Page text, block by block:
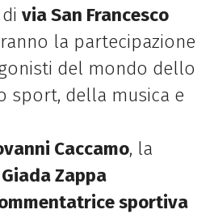
via San Francesco
la partecipazione
del mondo dello
sport, della musica e
Caccamo, la
Zappa
sportiva